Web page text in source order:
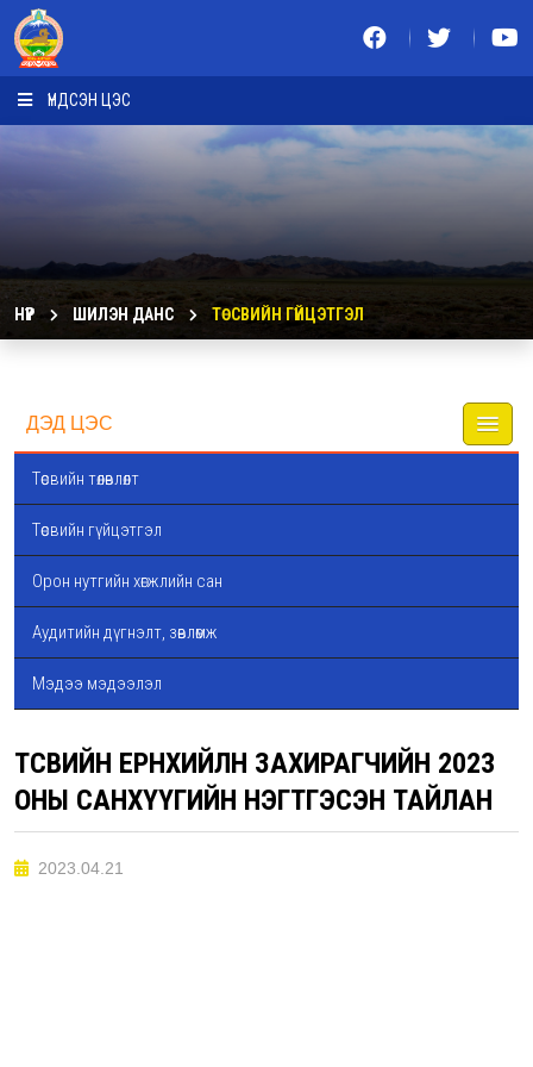
ҮНДСЭН ЦЭС
НҮҮР ШИЛЭН ДАНС ТӨСВИЙН ГҮЙЦЭТГЭЛ
ДЭД ЦЭС
Төсвийн төлөвлөлт
Төсвийн гүйцэтгэл
Орон нутгийн хөгжлийн сан
Аудитийн дүгнэлт, зөвлөмж
Мэдээ мэдээлэл
ТӨСВИЙН ЕРӨНХИЙЛӨН ЗАХИРАГЧИЙН 2023
ОНЫ САНХҮҮГИЙН НЭГТГЭСЭН ТАЙЛАН
2023.04.21